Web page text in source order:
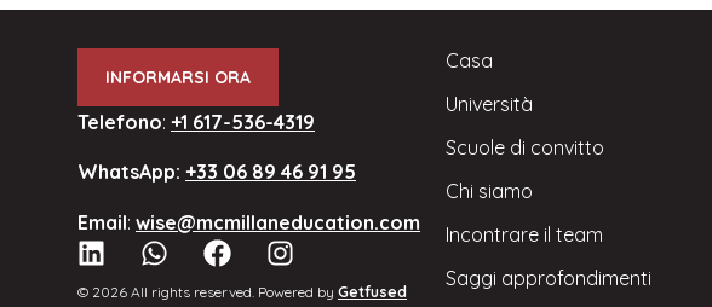
INFORMARSI ORA
Telefono: +1 617-536-4319
WhatsApp: +33 06 89 46 91 95
Email: wise@mcmillaneducation.com
© 2026 All rights reserved. Powered by Getfused
Casa
Università
Scuole di convitto
Chi siamo
Incontrare il team
Saggi approfondimenti